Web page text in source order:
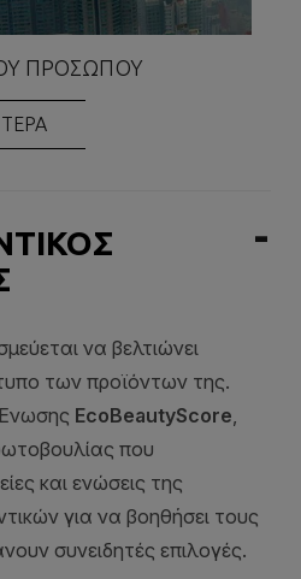
ΠΡΟΣΏΠΟΥ